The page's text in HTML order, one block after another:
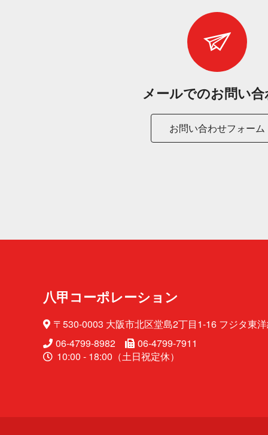
メールでのお問 い 合
お問い合わせフォーム
八甲コーポレ ー シ ョ ン
〒530-0003 大阪市北区堂島2丁目1-16 フジタ東
06-4799-8982
06-4799-7911
10:00 - 18:00（土日祝定休）